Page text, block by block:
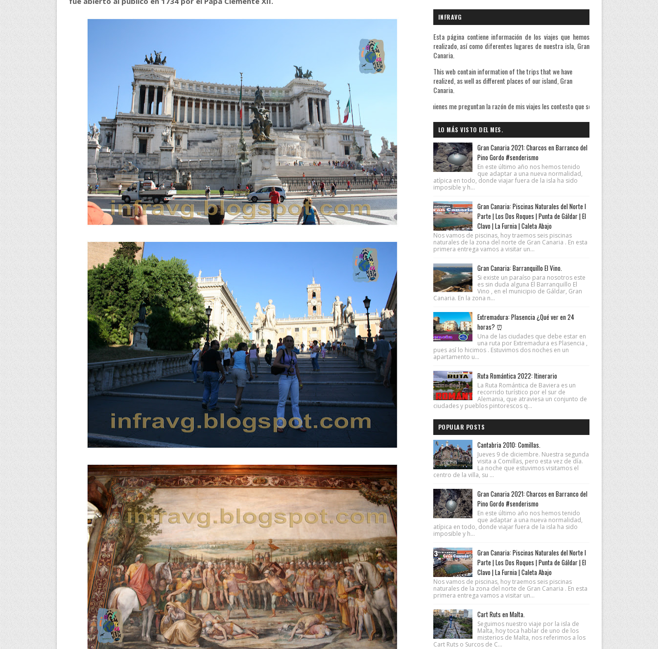
INFRAVG
Esta página contiene información de los viajes que hemos
realizado, así como diferentes lugares de nuestra isla, Gran
Canaria.
This web contain information of the trips that we have
realized, as well as different places of our island, Gran
Canaria.
A quienes me preguntan la razón de mis viajes les contesto que sé bien de qué huyo pero ignoro lo que busco. De Michel
LO MÁS VISTO DEL MES.
Gran Canaria 2021: Charcos en Barranco del
Pino Gordo #senderismo
En este último año nos hemos tenido
que adaptar a una nueva normalidad,
atípica en todo, donde viajar fuera de la isla ha sido
imposible y h...
Gran Canaria: Piscinas Naturales del Norte I
Parte | Los Dos Roques | Punta de Gáldar | El
Clavo | La Furnia | Caleta Abajo
Nos vamos de piscinas, hoy traemos seis piscinas
naturales de la zona del norte de Gran Canaria . En esta
primera entrega vamos a visitar un...
Gran Canaria: Barranquillo El Vino.
Si existe un paraíso para nosotros este
es sin duda alguna El Barranquillo El
Vino , en el municipio de Gáldar, Gran
Canaria. En la zona n...
Extremadura: Plasencia ¿Qué ver en 24
horas? ⏰
Una de las ciudades que debe estar en
una ruta por Extremadura es Plasencia ,
pues así lo hicimos . Estuvimos dos noches en un
apartamento u...
Ruta Romántica 2022: Itinerario
La Ruta Romántica de Baviera es un
recorrido turístico por el sur de
Alemania, que atraviesa un conjunto de
ciudades y pueblos pintorescos q...
POPULAR POSTS
Cantabria 2010: Comillas.
Jueves 9 de diciembre. Nuestra segunda
visita a Comillas, pero esta vez de día.
La noche que estuvimos visitamos el
centro de la villa, su ...
Gran Canaria 2021: Charcos en Barranco del
Pino Gordo #senderismo
En este último año nos hemos tenido
que adaptar a una nueva normalidad,
atípica en todo, donde viajar fuera de la isla ha sido
imposible y h...
Gran Canaria: Piscinas Naturales del Norte I
Parte | Los Dos Roques | Punta de Gáldar | El
Clavo | La Furnia | Caleta Abajo
Nos vamos de piscinas, hoy traemos seis piscinas
naturales de la zona del norte de Gran Canaria . En esta
primera entrega vamos a visitar un...
Cart Ruts en Malta.
Seguimos nuestro viaje por la isla de
Malta, hoy toca hablar de uno de los
misterios de Malta, nos referimos a los
Cart Ruts o Surcos de C...